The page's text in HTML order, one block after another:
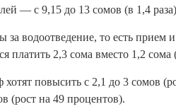
— с 9,15 до 13 сомов (в 1,4
водоотведение, то есть прием
платить 2,3 сома вместо 1,2 сома
повысить с 2,1 до 3 сомов
(рост на 49 процентов).